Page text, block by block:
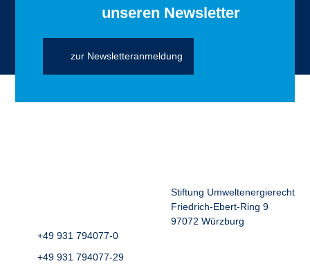
unseren Newsletter
zur Newsletteranmeldung
Stiftung Umweltenergierecht
Friedrich-Ebert-Ring 9
97072 Würzburg
+49 931 794077-0
+49 931 794077-29